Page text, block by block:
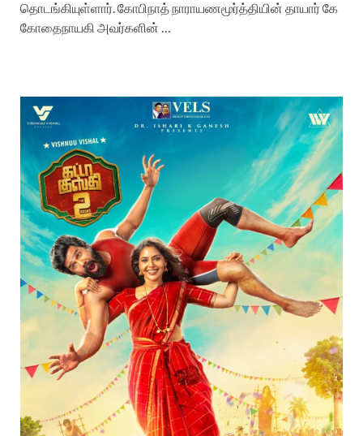
தொடங்கியுள்ளார். கோபிநாத் நாராயணமூர்த்தியின் தாயார் கே
கோதைநாயகி அவர்களின் …